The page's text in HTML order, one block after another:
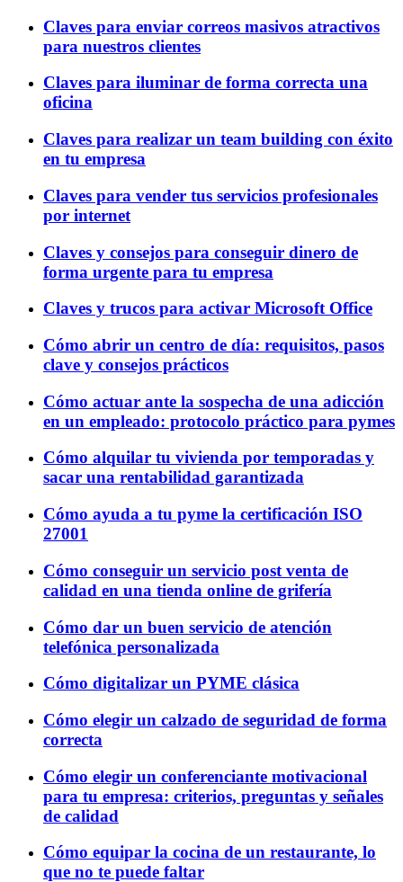
Claves para enviar correos masivos atractivos
para nuestros clientes
Claves para iluminar de forma correcta una
oficina
Claves para realizar un team building con éxito
en tu empresa
Claves para vender tus servicios profesionales
por internet
Claves y consejos para conseguir dinero de
forma urgente para tu empresa
Claves y trucos para activar Microsoft Office
Cómo abrir un centro de día: requisitos, pasos
clave y consejos prácticos
Cómo actuar ante la sospecha de una adicción
en un empleado: protocolo práctico para pymes
Cómo alquilar tu vivienda por temporadas y
sacar una rentabilidad garantizada
Cómo ayuda a tu pyme la certificación ISO
27001
Cómo conseguir un servicio post venta de
calidad en una tienda online de grifería
Cómo dar un buen servicio de atención
telefónica personalizada
Cómo digitalizar un PYME clásica
Cómo elegir un calzado de seguridad de forma
correcta
Cómo elegir un conferenciante motivacional
para tu empresa: criterios, preguntas y señales
de calidad
Cómo equipar la cocina de un restaurante, lo
que no te puede faltar